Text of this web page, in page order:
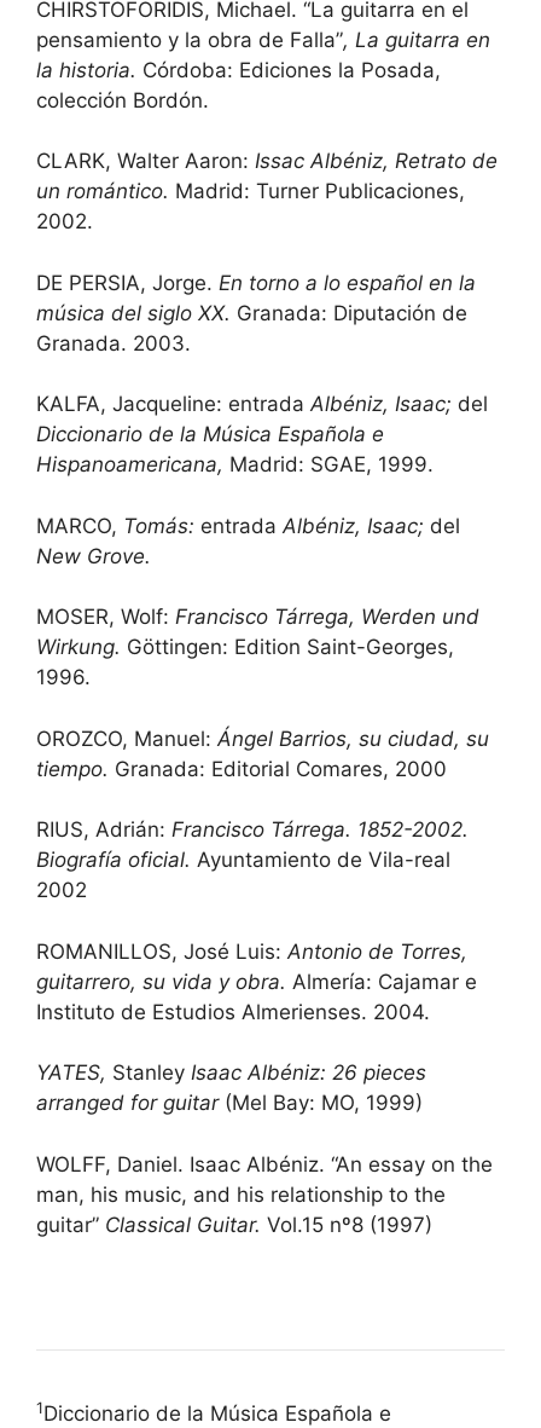
CHIRSTOFORIDIS, Michael. “La guitarra en el
pensamiento y la obra de Falla”, La guitarra en
la historia. Córdoba: Ediciones la Posada,
colección Bordón.
CLARK, Walter Aaron: Issac Albéniz, Retrato de
un romántico. Madrid: Turner Publicaciones,
2002.
DE PERSIA, Jorge. En torno a lo español en la
música del siglo XX. Granada: Diputación de
Granada. 2003.
KALFA, Jacqueline: entradaAlbéniz, Isaac; del
Diccionario de la Música Española e
Hispanoamericana, Madrid: SGAE, 1999.
MARCO, Tomás: entrada Albéniz, Isaac; del
New Grove.
MOSER, Wolf: Francisco Tárrega, Werden und
Wirkung. Göttingen: Edition Saint-Georges,
1996.
OROZCO, Manuel: Ángel Barrios, su ciudad, su
tiempo. Granada: Editorial Comares, 2000
RIUS, Adrián: Francisco Tárrega. 1852-2002.
Biografía oficial. Ayuntamiento de Vila-real
2002
ROMANILLOS, José Luis: Antonio de Torres,
guitarrero, su vida y obra. Almería: Cajamar e
Instituto de Estudios Almerienses. 2004.
YATES, Stanley Isaac Albéniz: 26 pieces
arranged for guitar (Mel Bay: MO, 1999)
WOLFF, Daniel. Isaac Albéniz. “An essay on the
man, his music, and his relationship to the
guitar” Classical Guitar. Vol.15 nº8 (1997)
1Diccionario de la Música Española e